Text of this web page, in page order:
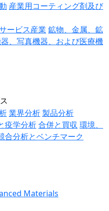
産業用コーティング剤及び
ービス産業 鉱物、金属、鉱
、写真機器、および医療機
業界分析製品分析
疫学分析合併と買収 環境、
合分析とベンチマーク
Materials